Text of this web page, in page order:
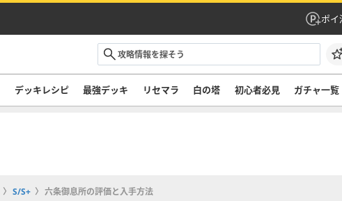
ポイ
デッキレシピ 最強デッキ リセマラ 白の塔 初心者必見 ガチャ一覧
S/S+ 六条御息所の評価と入手方法